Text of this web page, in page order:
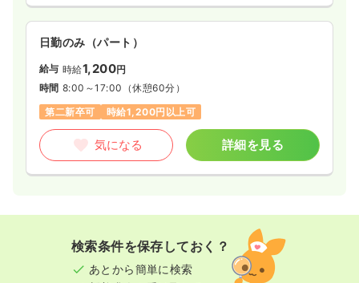
日勤のみ（パート）
給与 時給1,200円
時間 8:00～17:00 （休憩60分）
第二新卒可
時給1,200円以上可
気になる 詳細を見る
検索条件を保存しておく？
あとから簡単に検索